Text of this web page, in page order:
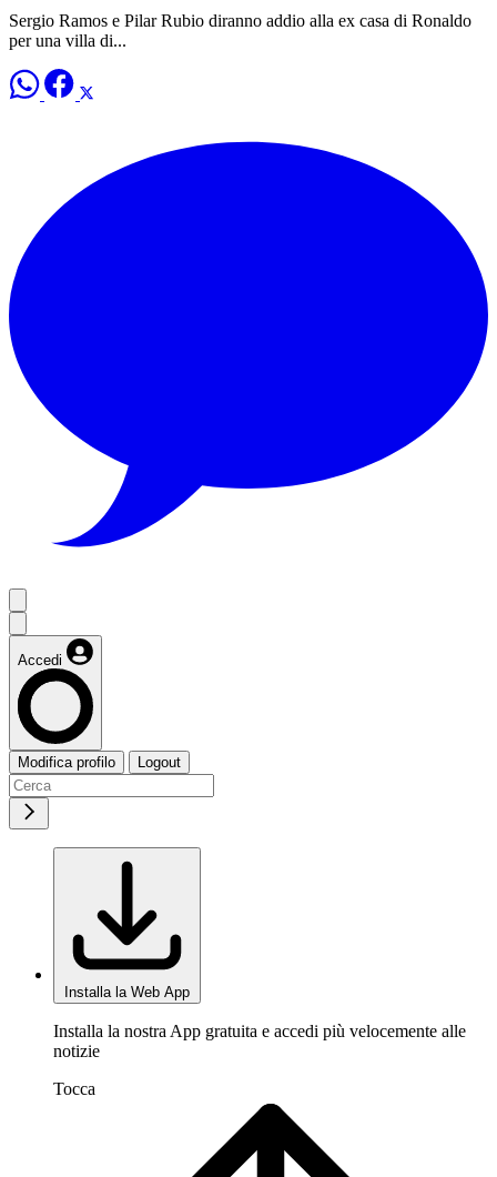
Sergio Ramos e Pilar Rubio diranno addio alla ex casa di Ronaldo
per una villa di...
Accedi
Modifica profilo Logout
Installa la Web App
Installa la nostra App gratuita e accedi più velocemente alle
notizie
Tocca